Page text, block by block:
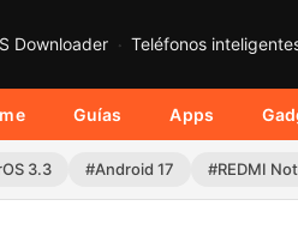
Downloader Teléfonos
Guías Apps
3.3 #Android 17 #REDMI